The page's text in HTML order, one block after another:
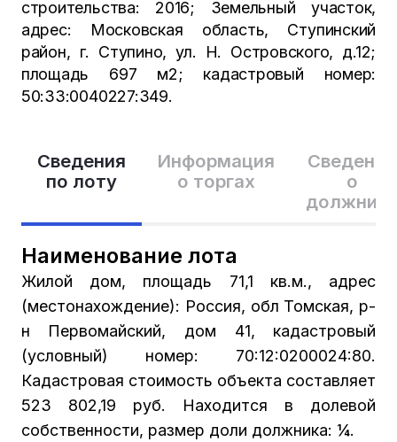
Сведения
по лоту
Информация
о торгах
Сведения
о
Наименование лота
Жилой дом, площадь 71,1 кв.м., адрес
(местонахождение): Россия, обл Томская, р-
н Первомайский, дом 41, кадастровый
(условный) номер: 70:12:0200024:80.
Кадастровая стоимость объекта составляет
523 802,19 руб. Находится в долевой
собственности, размер доли должника: ¼.
строительства: 2016; Земельный участок,
адрес: Московская область, Ступинский
район, г. Ступино, ул. Н. Островского, д.12;
площадь 697 м2; кадастровый номер:
50:33:0040227:349.